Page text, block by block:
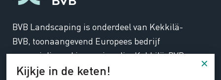
BVB Landscaping is onderdeel van Kekkilä-
BVB, toonaangevend Europees bedrijf
gespecialiseerd in groeimedia. Kekkilä-BVB
ontwikkelt duurzame oplossingen voor het
Kijkje in de keten!